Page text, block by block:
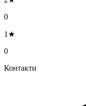
0
1★
0
Контакти